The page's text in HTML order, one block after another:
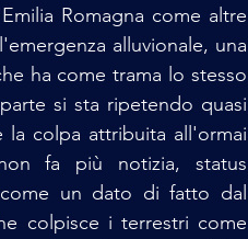
Romagna come altre
alluvionale, una
ha come trama lo stesso
si sta ripetendo quasi
colpa attribuita all'ormai
fa più notizia, status
un dato di fatto dal
colpisce i terrestri come